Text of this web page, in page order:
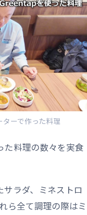
ーで作った料理
た料理の数々を実食
ラダ、ミネストロ
ら全て調理の際はミ